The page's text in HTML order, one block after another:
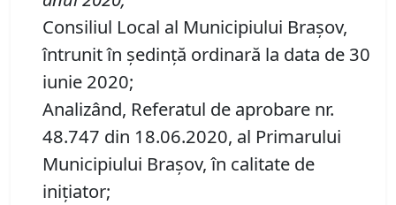
Consiliul Local al Municipiului Brașov,
întrunit în ședință ordinară la data de 30
iunie 2020;
Analizând, Referatul de aprobare nr.
48.747 din 18.06.2020, al Primarului
Municipiului Brașov, în calitate de
inițiator;